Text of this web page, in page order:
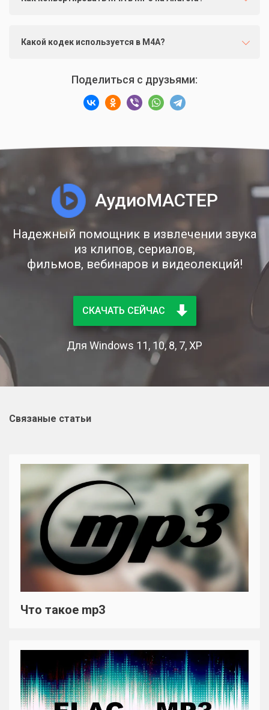
Какой кодек используется в М4А?
Поделиться с друзьями:
АудиоМАСТЕР
Надежный помощник в извлечении звука
из клипов, сериалов,
фильмов, вебинаров и видеолекций!
СКАЧАТЬ СЕЙЧАС
Для Windows 11, 10, 8, 7, XP
Связаные статьи
Что такое mp3